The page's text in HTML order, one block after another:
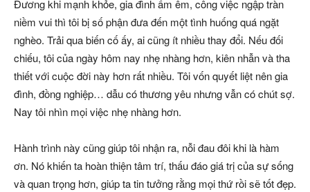
Đương khi mạnh khỏe, gia đình ấm êm, công việc ngập tràn
niềm vui thì tôi bị số phận đưa đến một tình huống quá ngặt
nghèo. Trải qua biến cố ấy, ai cũng ít nhiều thay đổi. Nếu đối
chiếu, tôi của ngày hôm nay nhẹ nhàng hơn, kiên nhẫn và tha
thiết với cuộc đời này hơn rất nhiều. Tôi vốn quyết liệt nên gia
đình, đồng nghiệp… dẫu có thương yêu nhưng vẫn có chút sợ.
Nay tôi nhìn mọi việc nhẹ nhàng hơn.
Hành trình này cũng giúp tôi nhận ra, nỗi đau đôi khi là hàm
ơn. Nó khiến ta hoàn thiện tâm trí, thấu đáo giá trị của sự sống
và quan trọng hơn, giúp ta tin tưởng rằng mọi thứ rồi sẽ tốt đẹp.